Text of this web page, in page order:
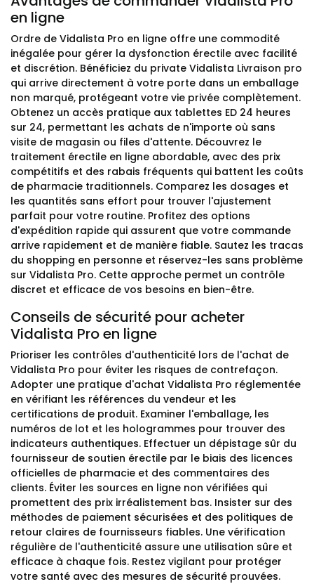
en ligne
Ordre de Vidalista Pro en ligne offre une commodité
inégalée pour gérer la dysfonction érectile avec facilité
et discrétion. Bénéficiez du private Vidalista Livraison pro
qui arrive directement à votre porte dans un emballage
non marqué, protégeant votre vie privée complètement.
Obtenez un accès pratique aux tablettes ED 24 heures
sur 24, permettant les achats de n'importe où sans
visite de magasin ou files d'attente. Découvrez le
traitement érectile en ligne abordable, avec des prix
compétitifs et des rabais fréquents qui battent les coûts
de pharmacie traditionnels. Comparez les dosages et
les quantités sans effort pour trouver l'ajustement
parfait pour votre routine. Profitez des options
d'expédition rapide qui assurent que votre commande
arrive rapidement et de manière fiable. Sautez les tracas
du shopping en personne et réservez-les sans problème
sur Vidalista Pro. Cette approche permet un contrôle
discret et efficace de vos besoins en bien-être.
Conseils de sécurité pour acheter
Vidalista Pro en ligne
Prioriser les contrôles d'authenticité lors de l'achat de
Vidalista Pro pour éviter les risques de contrefaçon.
Adopter une pratique d'achat Vidalista Pro réglementée
en vérifiant les références du vendeur et les
certifications de produit. Examiner l'emballage, les
numéros de lot et les hologrammes pour trouver des
indicateurs authentiques. Effectuer un dépistage sûr du
fournisseur de soutien érectile par le biais des licences
officielles de pharmacie et des commentaires des
clients. Éviter les sources en ligne non vérifiées qui
promettent des prix irréalistement bas. Insister sur des
méthodes de paiement sécurisées et des politiques de
retour claires de fournisseurs fiables. Une vérification
régulière de l'authenticité assure une utilisation sûre et
efficace à chaque fois. Restez vigilant pour protéger
votre santé avec des mesures de sécurité prouvées.